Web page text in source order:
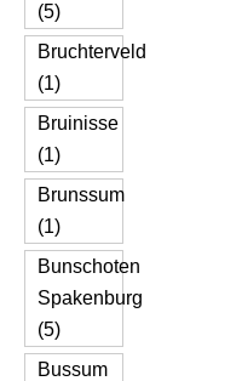
(5)
Bruchterveld
(1)
Bruinisse
(1)
Brunssum
(1)
Bunschoten
Spakenburg
(5)
Bussum